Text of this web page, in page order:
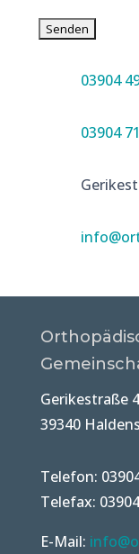
03904
03904
Gerikestraße 4
39340
Telefon:
Telefax:
E-Mail: